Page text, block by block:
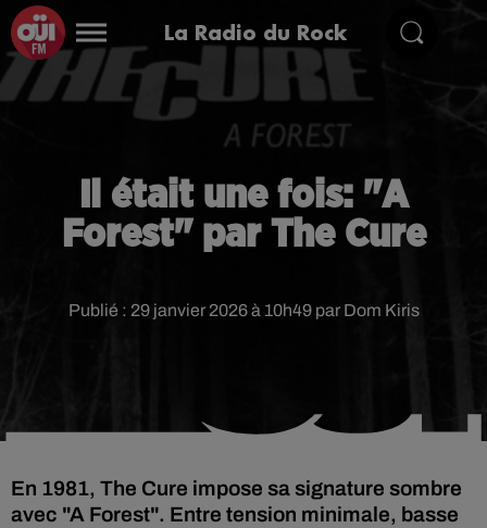
La Radio du Rock
Il était une fois: "A
Forest" par The Cure
Publié : 29 janvier 2026 à 10h49 par Dom Kiris
En 1981, The Cure impose sa signature sombre
avec "A Forest". Entre tension minimale, basse